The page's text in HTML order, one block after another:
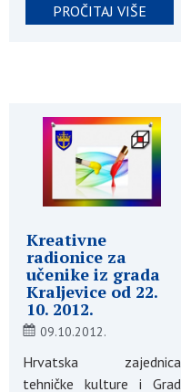
PROČITAJ VIŠE
Kreativne
radionice za
učenike iz grada
Kraljevice od 22.
10. 2012.
09.10.2012.
Hrvatska zajednica
tehničke kulture i Grad